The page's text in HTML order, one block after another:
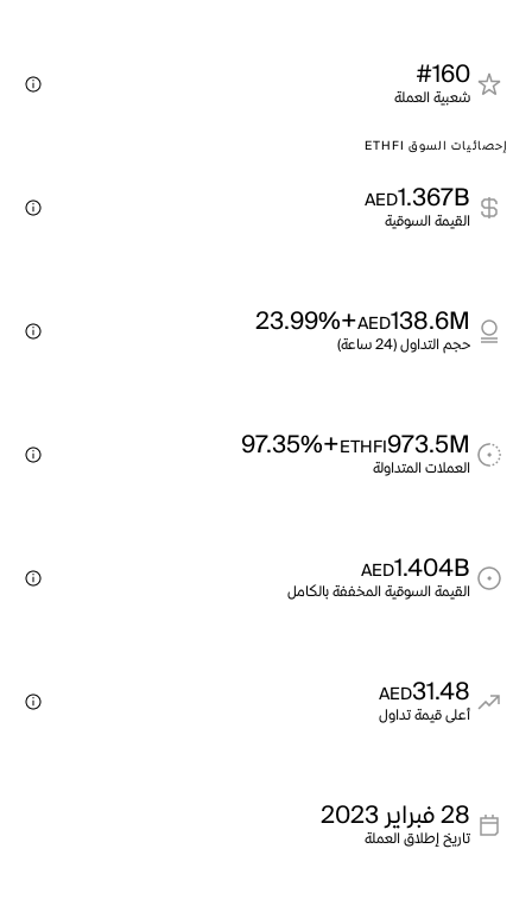
#160
شعبية العملة
إحصائيات السوق ETHFI
1.367B
AED
القيمة السوقية
138.6M
AED
+23.99%
حجم التداول (24 ساعة)
973.5M
ETHFI
+97.35%
العملات المتداولة
1.404B
AED
القيمة السوقية المخففة بالكامل
31.48
AED
أعلى قيمة تداول
28 فبراير 2023
تاريخ إطلاق العملة